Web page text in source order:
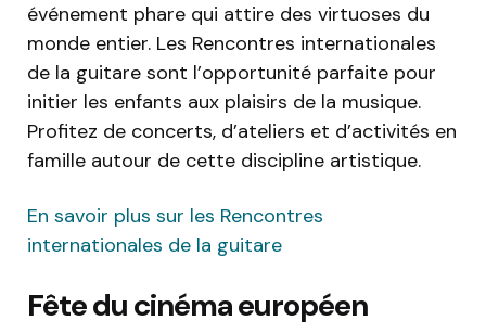
événement phare qui attire des virtuoses du
monde entier. Les Rencontres internationales
de la guitare sont l’opportunité parfaite pour
initier les enfants aux plaisirs de la musique.
Profitez de concerts, d’ateliers et d’activités en
famille autour de cette discipline artistique.
En savoir plus sur les Rencontres
internationales de la guitare
Fête du cinéma européen